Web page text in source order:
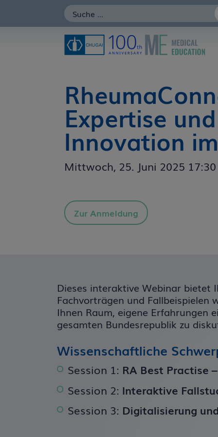
Expertise und
Innovation
Mittwoch, 25. Juni 2025
Zur Anmeldung
Dieses interaktive Webinar bietet
Fachvorträgen und
Ihnen Raum, eigene Erfahrungen
gesamten Bundesrepublik zu
Wissenschaftliche
Session 1: RA Best Practise
Session 2: Interaktive
Session 3: Digitalisierung
Die Inhalte
ausgewählt und
Themengebiete
Die
Kontext,
Medizinisch-
zugelassenen
Die Abgabe der
persönliche
Die
Disclaimer für